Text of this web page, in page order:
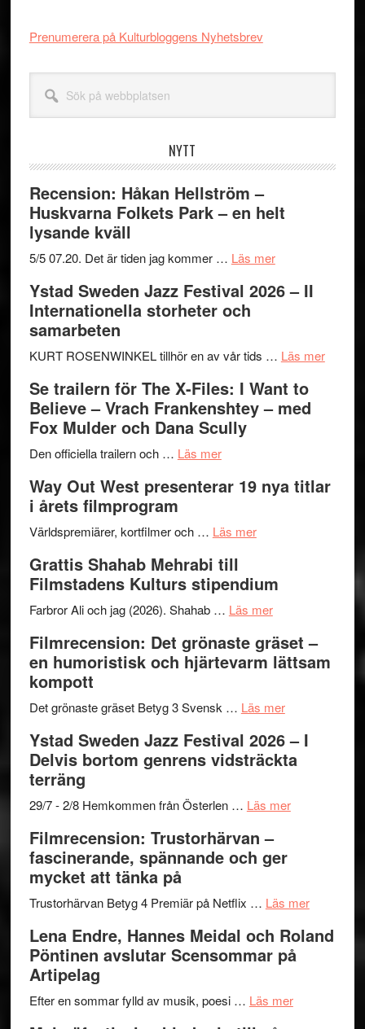
Prenumerera på Kulturbloggens Nyhetsbrev
webbplatsen
NYTT
Recension: Håkan Hellström –
Huskvarna Folkets Park – en helt
lysande kväll
5/5 07.20. Det är tiden jag kommer … Läs merom
Håkan
Huskvarna
Park
–
kväll
Ystad Sweden Jazz Festival 2026 – II
Internationella storheter och
samarbeten
KURT ROSENWINKEL tillhör en av vår tids … Läs merom
II
Se trailern för The X-Files: I Want to
Believe – Vrach Frankenshtey – med
Fox Mulder och Dana Scully
Den officiella trailern och … Läs merom
trailern
The
Files:
I
Want
Believe
–
Frankenshtey
med
Fox
och
Scully
Way Out West presenterar 19 nya titlar
i årets filmprogram
Världspremiärer, kortfilmer och … Läs merom
West
presenterar
nya
titlar
årets
Grattis Shahab Mehrabi till
Filmstadens Kulturs stipendium
Farbror Ali och jag (2026). Shahab … Läs merom
Shahab
Mehrabi
Filmstadens
stipendium
Filmrecension: Det grönaste gräset –
en humoristisk och hjärtevarm lättsam
kompott
Det grönaste gräset Betyg 3 Svensk … Läs merom
Det
grönaste
–
och
lättsam
Ystad Sweden Jazz Festival 2026 – I
Delvis bortom genrens vidsträckta
terräng
29/7 - 2/8 Hemkommen från Österlen … Läs merom
2026
I
Delvis
genrens
Filmrecension: Trustorhärvan –
fascinerande, spännande och ger
mycket att tänka på
Trustorhärvan Betyg 4 Premiär på Netflix … Läs merom
Lena Endre, Hannes Meidal och Roland
Pöntinen avslutar Scensommar på
Artipelag
Efter en sommar fylld av musik, poesi … Läs merom